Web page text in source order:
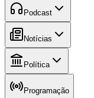
Podcast
Notícias
Política
Programação